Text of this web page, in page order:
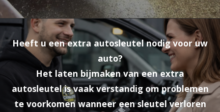
Heeftueenextra autosleutelnodigvooruw
auto?
Het laten bijmakenvaneenextra
autosleutelisvaakverstandig omproblemen
te voorkomen wanneereensleutelverloren